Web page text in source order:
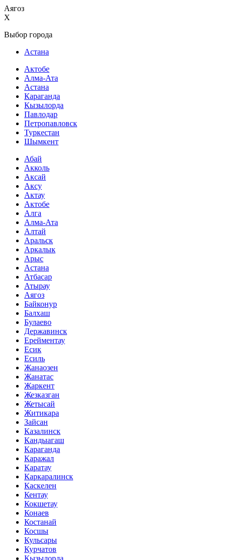
Аягоз
X
Выбор города
Астана
Актобе
Алма-Ата
Астана
Караганда
Кызылорда
Павлодар
Петропавловск
Туркестан
Шымкент
Абай
Акколь
Аксай
Аксу
Актау
Актобе
Алга
Алма-Ата
Алтай
Аральск
Аркалык
Арыс
Астана
Атбасар
Атырау
Аягоз
Байконур
Балхаш
Булаево
Державинск
Ерейментау
Есик
Есиль
Жанаозен
Жанатас
Жаркент
Жезказган
Жетысай
Житикара
Зайсан
Казалинск
Кандыагаш
Караганда
Каражал
Каратау
Каркаралинск
Каскелен
Кентау
Кокшетау
Конаев
Костанай
Косшы
Кульсары
Курчатов
Кызылорда